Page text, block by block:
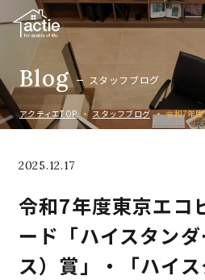
Blog スタ ッフブログ
アクティエTOP スタッフブログ 令和7年度東京エコビルダ
2025.12.17
令和7年度東京エコ
ード「ハイスタン
ス）賞」・「ハイ